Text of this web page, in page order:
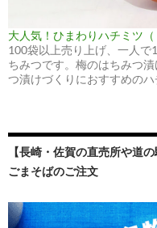
大人気！ひまわりハチミツ
100袋以上売り上げ、一人で
ちみつです。梅のはちみつ
つ漬けづくりにおすすめのハ
【長崎・佐賀の直売所や道
ごまそばのご注文